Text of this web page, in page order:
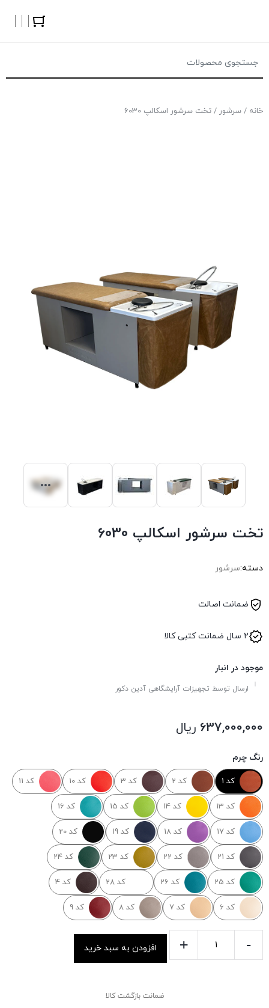
خانه / سرشور / تخت سرشور اسکالپ 6030
تخت سرشور اسکالپ 6030
دسته:سرشور
ضمانت اصالت
۲ سال ضمانت کتبی کالا
موجود در انبار
ارسال توسط تجهیزات آرایشگاهی آدین دکور
637,000,000 ریال
رنگ چرم
کد 1 کد 2 کد 3 کد 10 کد 11
کد 13 کد 14 کد 15 کد 16
کد 17 کد 18 کد 19 کد 20
کد 21 کد 22 کد 23 کد 24
کد 25 کد 26 کد 28 کد 4
کد 6 کد 7 کد 8 کد 9
-
+ افزودن به سبد خرید
ضمانت بازگشت کالا